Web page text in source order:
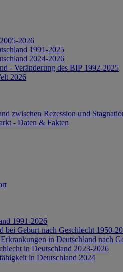
2026
1991-2025
2024-2026
- Veränderung des BIP 1992-2025
2026
zwischen Rezession und
- Daten & Fakten
1991-2026
bei Geburt nach Geschlecht 1950-
in Deutschland nach
in Deutschland 2023-2026
in Deutschland 2024